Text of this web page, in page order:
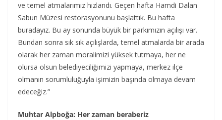
ve temel atmalarımız hızlandı. Geçen hafta Hamdi Dalan
Sabun Müzesi restorasyonunu başlattık. Bu hafta
buradayız. Bu ay sonunda büyük bir parkımızın açılışı var.
Bundan sonra sık sık açılışlarda, temel atmalarda bir arada
olarak her zaman moralimizi yüksek tutmaya, her ne
olursa olsun belediyeciliğimizi yapmaya, merkez ilçe
olmanın sorumluluğuyla işimizin başında olmaya devam
edeceğiz.”
Muhtar Alpboğa: Her zaman beraberiz